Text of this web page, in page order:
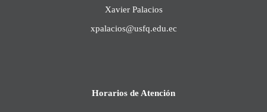
Xavier Palacios
xpalacios@usfq.edu.ec
Horarios de Atención